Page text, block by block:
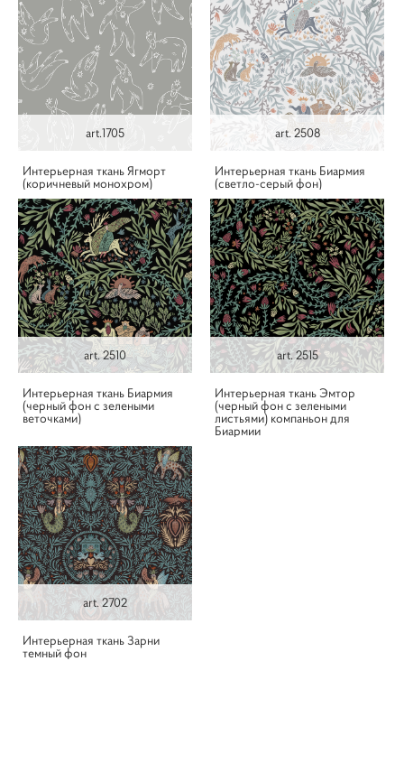
art.1705
Интерьерная ткань Ягморт
(коричневый монохром)
art. 2508
Интерьерная ткань Биармия
(светло-серый фон)
art. 2510
Интерьерная ткань Биармия
(черный фон с зелеными
веточками)
art. 2515
Интерьерная ткань Эмтор
(черный фон с зелеными
листьями) компаньон для
Биармии
art. 2702
Интерьерная ткань Зарни
темный фон